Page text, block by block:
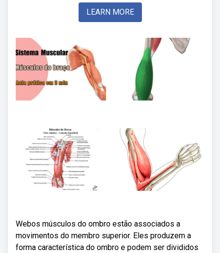
LEARN MORE
Webos músculos do ombro estão associados a
movimentos do membro superior. Eles produzem a
forma característica do ombro e podem ser divididos